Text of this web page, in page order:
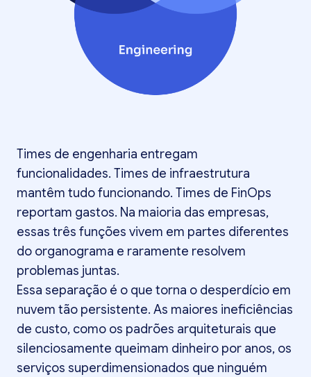
Times de engenharia entregam
funcionalidades. Times de infraestrutura
mantêm tudo funcionando. Times de FinOps
reportam gastos. Na maioria das empresas,
essas três funções vivem em partes diferentes
do organograma e raramente resolvem
problemas juntas.
Essa separação é o que torna o desperdício em
nuvem tão persistente. As maiores ineficiências
de custo, como os padrões arquiteturais que
silenciosamente queimam dinheiro por anos, os
serviços superdimensionados que ninguém